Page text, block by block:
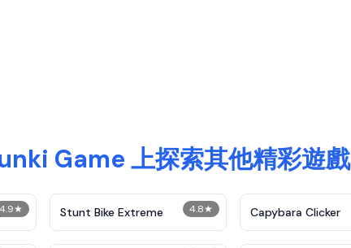
Game 上探索其他精彩遊戲
4.9★ 4.8★
Stunt Bike Extreme Capybara Clicker